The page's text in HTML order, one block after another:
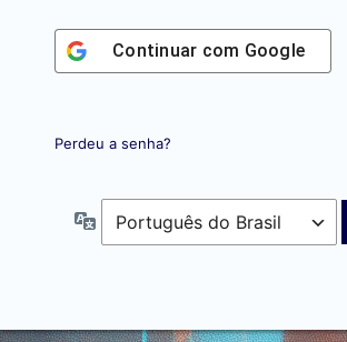
Continuar com Google
Perdeu a senha?
Idioma